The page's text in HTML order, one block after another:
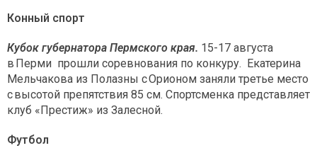
Конный спорт
Кубок губернатора Пермского края. 15-17 августа
в Перми прошли соревнования по конкуру. Екатерина
Мельчакова из Полазны с Орионом заняли третье место
с высотой препятствия 85 см. Спортсменка представляет
клуб «Престиж» из Залесной.
Футбол